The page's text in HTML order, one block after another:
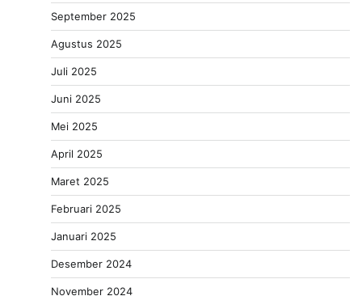
September 2025
Agustus 2025
Juli 2025
Juni 2025
Mei 2025
April 2025
Maret 2025
Februari 2025
Januari 2025
Desember 2024
November 2024